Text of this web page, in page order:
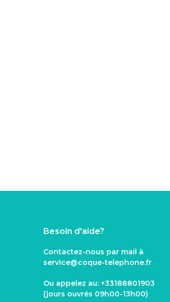
Besoin d'aide?
Contactez-nous par mail à
service@coque-telephone.fr
Ou appelez au: +33188801903
(jours ouvrés 09h00-13h00)